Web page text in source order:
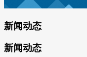
新闻动态
新闻动态